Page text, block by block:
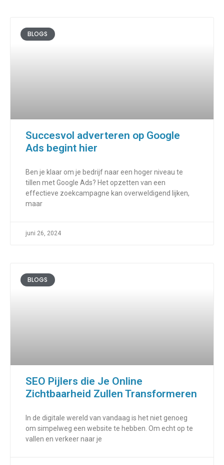
BLOGS
Succesvol adverteren op Google
Ads begint hier
Ben je klaar om je bedrijf naar een hoger niveau te
tillen met Google Ads? Het opzetten van een
effectieve zoekcampagne kan overweldigend lijken,
maar
juni 26, 2024
BLOGS
SEO Pijlers die Je Online
Zichtbaarheid Zullen Transformeren
In de digitale wereld van vandaag is het niet genoeg
om simpelweg een website te hebben. Om echt op te
vallen en verkeer naar je